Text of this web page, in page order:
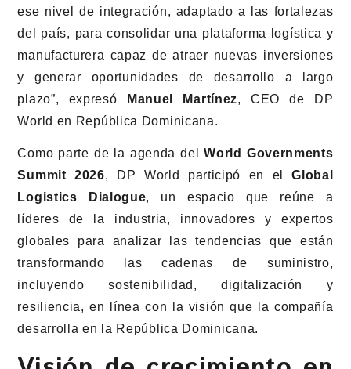
ese nivel de integración, adaptado a las fortalezas
del país, para consolidar una plataforma logística y
manufacturera capaz de atraer nuevas inversiones
y generar oportunidades de desarrollo a largo
plazo”, expresó
Manuel Martínez, CEO de DP
World en República Dominicana.
Como parte de la agenda delWorld Governments
Summit 2026, DP World participó en elGlobal
Logistics Dialogue, un espacio que reúne a
líderes de la industria, innovadores y expertos
globales para analizar las tendencias que están
transformando las cadenas de suministro,
incluyendo sostenibilidad, digitalización y
resiliencia, en línea con la visión que la compañía
desarrolla en la República Dominicana.